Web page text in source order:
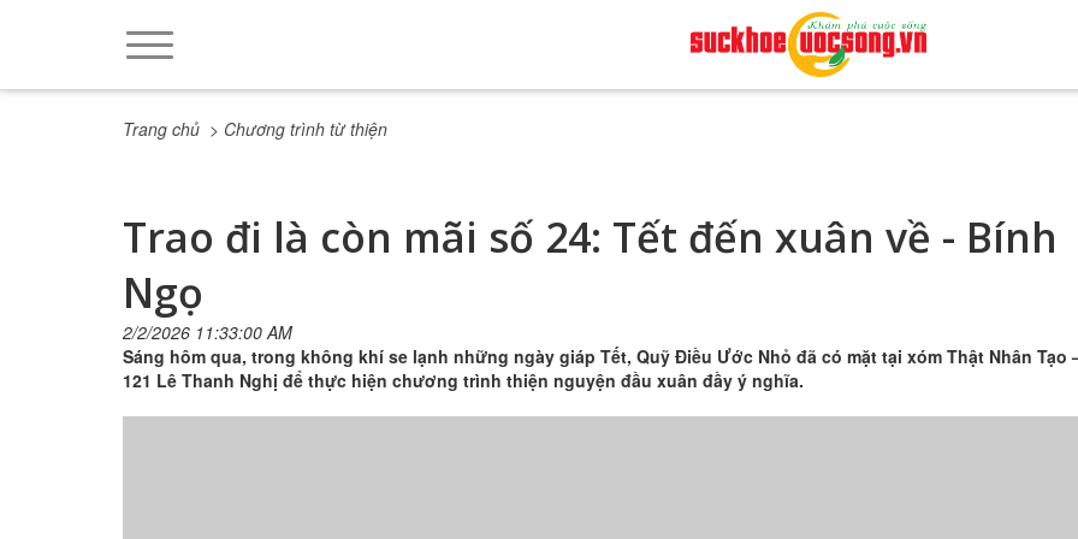
Trang chủ > Chương trình từ thiện
Trao đi là còn mãi số 24: Tết đến xuân về - Bính
Ngọ
2/2/2026 11:33:00 AM
Sáng hôm qua, trong không khí se lạnh những ngày giáp Tết, Quỹ Điều Ước Nhỏ đã có mặt tại xóm Thật Nhân Tạo
121 Lê Thanh Nghị để thực hiện chương trình thiện nguyện đầu xuân đầy ý nghĩa.